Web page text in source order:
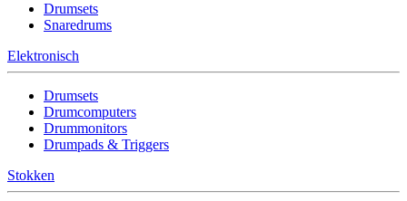
Drumsets
Snaredrums
Elektronisch
Drumsets
Drumcomputers
Drummonitors
Drumpads & Triggers
Stokken